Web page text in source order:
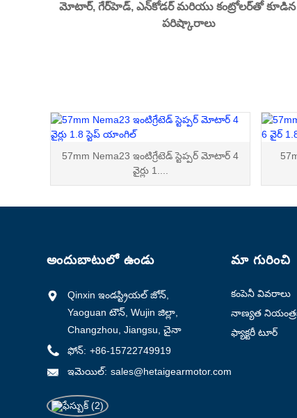
మోటార్, గేర్‌హెడ్, ఎన్‌కోడర్ మరియు కంట్రోలర్‌తో కూడిన
పరిష్కారాలు
57mm Nema23 ఇంటిగ్రేటెడ్ స్టెప్పర్ మోటార్ 4
వైర్లు 1....
అందుబాటులో ఉండు
Qinxin ఇండస్ట్రియల్ జోన్,
Yaoguan టౌన్, Wujin జిల్లా,
Changzhou, Jiangsu, చైనా
ఫోన్: +86-15722749919
ఇమెయిల్: sales@hetaigearmotor.com
మా గురించి
కంపెనీ వివరాలు
నాణ్యత
ఫ్యాక్టరీ టూర్